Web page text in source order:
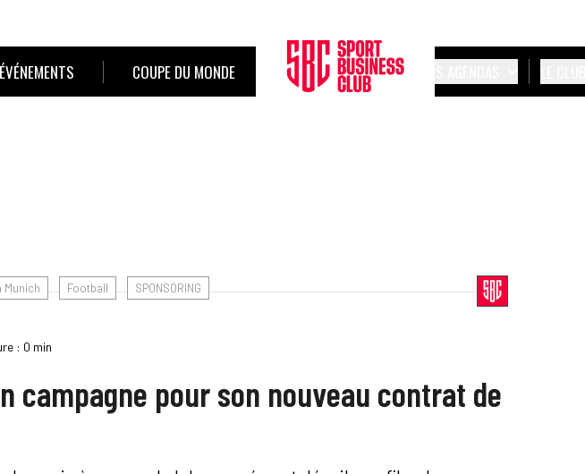
COUPE DU MONDE
Munich Football SPONSORING
: 0 min
campagne pour son nouveau contrat de